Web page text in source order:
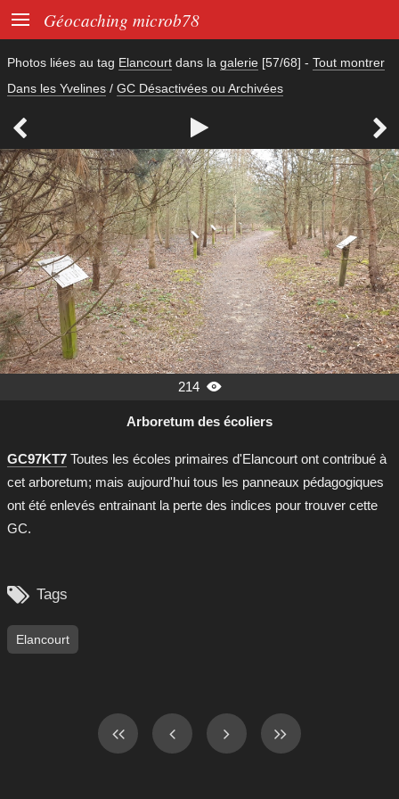
 Géocaching microb78
Photos liées au tag Elancourt dans la galerie [57/68] - Tout montrer
Dans les Yvelines / GC Désactivées ou Archivées
  
214 
Arboretum des écoliers
GC97KT7 Toutes les écoles primaires d'Elancourt ont contribué à
cet arboretum; mais aujourd'hui tous les panneaux pédagogiques
ont été enlevés entrainant la perte des indices pour trouver cette
GC.
 Tags
Elancourt